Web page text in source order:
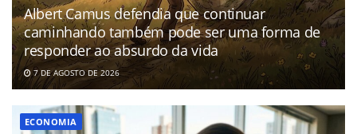
Albert Camus defendia que continuar
caminhando também pode ser uma forma de
responder ao absurdo da vida
7 DE AGOSTO DE 2026
ECONOMIA